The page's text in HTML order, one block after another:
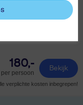
180,-
per persoon
Bekijk
verplichte kosten inbegrepen!